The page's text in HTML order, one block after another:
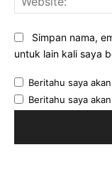
Simpan nama,
untuk lain kali saya
Beritahu saya
Beritahu saya